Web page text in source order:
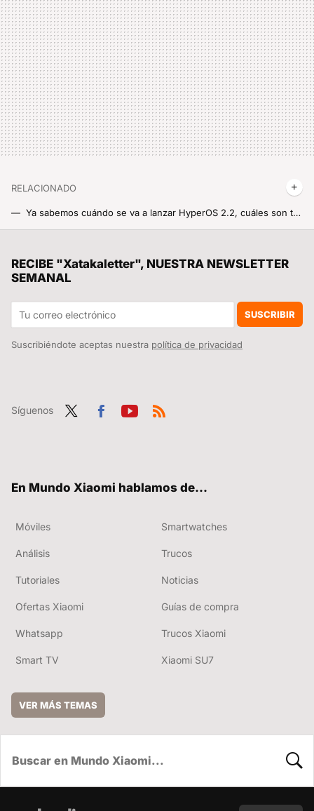
RELACIONADO
Ya sabemos cuándo se va a lanzar HyperOS 2.2, cuáles son todas sus novedades y la lista de los más de 40 móviles Xiaomi que lo van a recibir
Xiaomi prepara un bombazo con el Xiaomi 16 Ultra: la vuelta de la pantalla trasera cerca de convertirse en realidad
RECIBE "Xatakaletter", NUESTRA NEWSLETTER
SEMANAL
SUSCRIBIR
Suscribiéndote aceptas nuestra política de privacidad
Síguenos
En Mundo Xiaomi hablamos de...
Móviles Smartwatches
Análisis Trucos
Tutoriales Noticias
Ofertas Xiaomi Guías de compra
Whatsapp Trucos Xiaomi
Smart TV Xiaomi SU7
VER MÁS TEMAS